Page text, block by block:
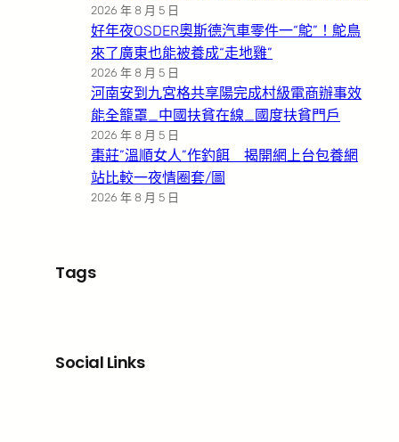
2026 年 8 月 5 日
好年夜OSDER奧斯德汽車零件一“鴕”！鴕鳥
來了廣東也能被養成“走地雞”
2026 年 8 月 5 日
河南安到九宮格共享陽完成村級電商辦事效
能全籠罩_中國扶貧在線_國度扶貧門戶
2026 年 8 月 5 日
棗莊”溫順女人”作釣餌 揭開網上台包養網
站比較一夜情圈套/圖
2026 年 8 月 5 日
Tags
Social Links